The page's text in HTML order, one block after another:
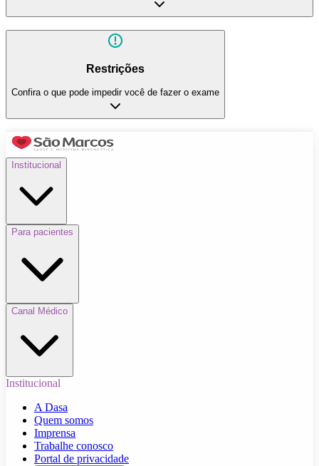
Restrições
Confira o que pode impedir você de fazer o exame
Institucional
Para pacientes
Canal Médico
Institucional
A Dasa
Quem somos
Imprensa
Trabalhe conosco
Portal de privacidade